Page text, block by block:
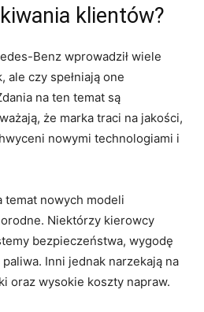
klientów?
Benz wprowadził wiele
ale czy ⁣spełniają⁤ one
na ten temat są
że marka ‍traci na ⁣jakości,⁣
nowymi technologiami⁤ i
temat nowych modeli
Niektórzy kierowcy
bezpieczeństwa,‍ wygodę
Inni jednak ⁣narzekają​ na
oraz wysokie​ koszty napraw.